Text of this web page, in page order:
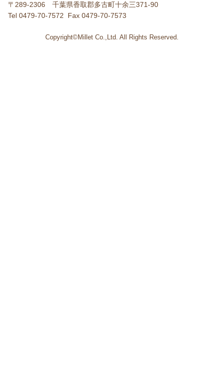
〒289-2306 千葉県香取郡多古町十余三371-90
Tel 0479-70-7572 Fax 0479-70-7573
Copyright©Millet Co.,Ltd. All Rights Reserved.